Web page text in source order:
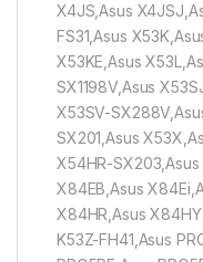
X4JS,Asus
FS31,Asus
X53KE,Asus
SX1198V,Asus
X53SV-
SX201,Asus
X54HR-
X84EB,Asus
X84HR,Asus
K53Z-FH41,Asus